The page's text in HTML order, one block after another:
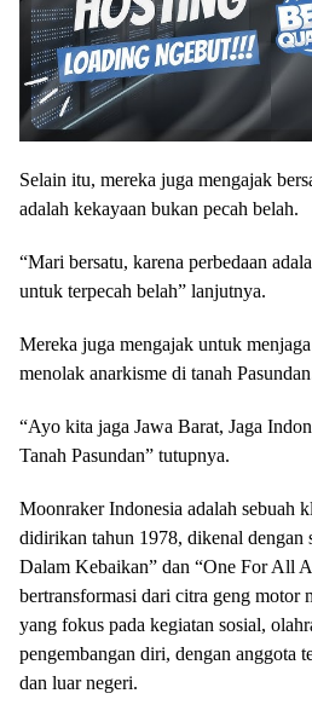
Selain itu, mereka juga mengajak
adalah kekayaan bukan pecah belah.
“Mari bersatu, karena perbedaan
untuk terpecah belah” lanjutnya.
Mereka juga mengajak untuk
menolak anarkisme di tanah
“Ayo kita jaga Jawa Barat, Jaga
Tanah Pasundan” tutupnya.
Moonraker Indonesia adalah sebuah
didirikan tahun 1978, dikenal dengan
Dalam Kebaikan” dan “One For All
bertransformasi dari citra geng motor
yang fokus pada kegiatan sosial,
pengembangan diri, dengan anggota
dan luar negeri.